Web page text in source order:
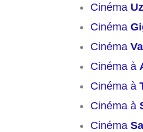
Cinéma
Cinéma
Cinéma
Cinéma à
Cinéma à
Cinéma à
Cinéma